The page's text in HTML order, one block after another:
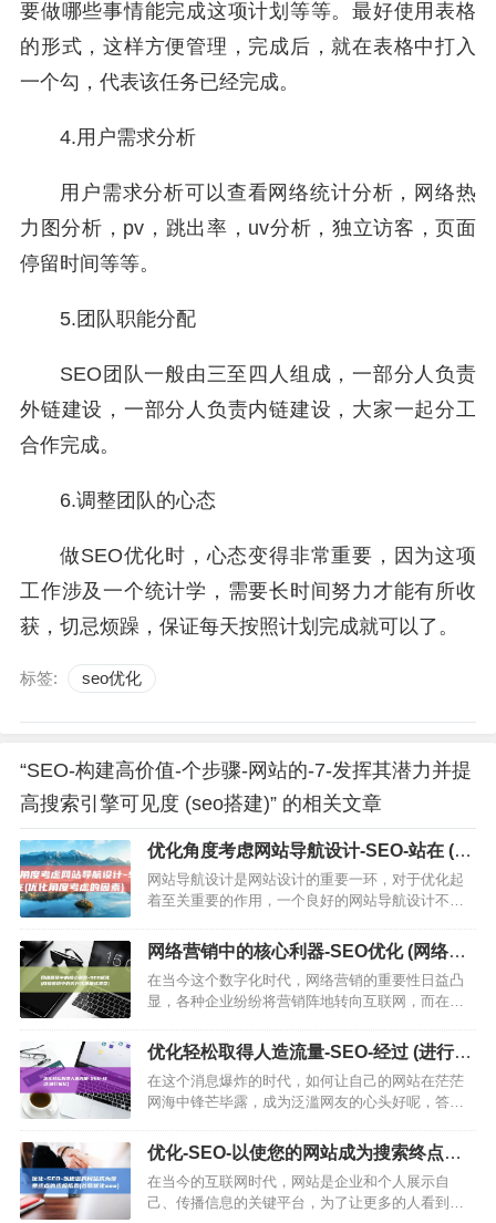
要做哪些事情能完成这项计划等等。最好使用表格
的形式，这样方便管理，完成后，就在表格中打入
一个勾，代表该任务已经完成。
4.用户需求分析
用户需求分析可以查看网络统计分析，网络热
力图分析，pv，跳出率，uv分析，独立访客，页面
停留时间等等。
5.团队职能分配
SEO团队一般由三至四人组成，一部分人负责
外链建设，一部分人负责内链建设，大家一起分工
合作完成。
6.调整团队的心态
做SEO优化时，心态变得非常重要，因为这项
工作涉及一个统计学，需要长时间努力才能有所收
获，切忌烦躁，保证每天按照计划完成就可以了。
标签: seo优化
“SEO-构建高价值-个步骤-网站的-7-发挥其潜力并提
高搜索引擎可见度 (seo搭建)” 的相关文章
优化角度考虑网站导航设计-SEO-站在 (优
化角度考虑的因素)
网站导航设计是网站设计的重要一环，对于优化起
着至关重要的作用，一个良好的网站导航设计不仅
名，本文将从SEO优化角度，为您提供一些关于网
站导航设计的指导建议，一…
网络营销中的核心利器-SEO优化 (网络营
销中的买方代理模式类型)
在当今这个数字化时代，网络营销的重要性日益凸
显，各种企业纷纷将营销阵地转向互联网，而在网
本文将为您详细解析为何SEO优化如此重要，并为
您提供一些实用的建议，…
优化轻松取得人造流量-SEO-经过 (进行优
化)
在这个消息爆炸的时代，如何让自己的网站在茫茫
网海中锋芒毕露，成为泛滥网友的心头好呢，答案
SEO优化，全称搜查引擎优化，是经过针对网站内
容和结构的一系列调整，…
优化-SEO-以使您的网站成为搜索终点的
终极指南 (谷歌优化seo)
在当今的互联网时代，网站是企业和个人展示自
己、传播信息的关键平台，为了让更多的人看到你